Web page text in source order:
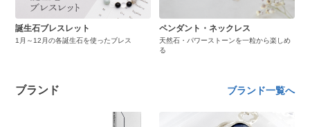
誕生石ブレスレット
1月～12月の各誕生石を使ったブレス
ペンダント・ネックレス
天然石・パワーストーンを一粒から楽しめ
る
ブランド ブランド一覧へ